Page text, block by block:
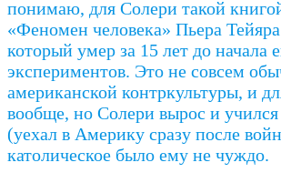
понимаю, для Солери такой
«Феномен человека» Пьера
который умер за 15 лет до начала
экспериментов. Это не совсем
американской контркультуры, и
вообще, но Солери вырос и
(уехал в Америку сразу после
католическое было ему не чуждо.